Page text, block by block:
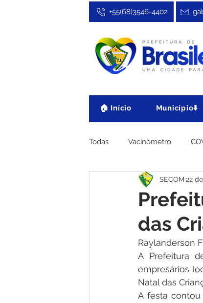
+55(68)3546-4402
🏠 Início Município⬇️
Todas Vacinômetro
Cultura, Festa e Esporte
Institucional e Governo
Convênios e Parcerias
Alagação e Enchente
das
SECOM 22
Raylanderson
A Prefeitura
empresários
Natal das
A festa contou